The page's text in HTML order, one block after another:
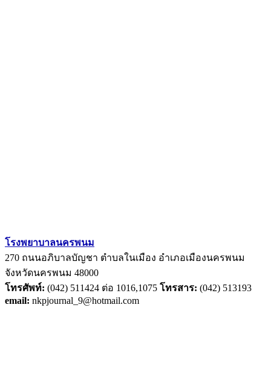
โรงพยาบาลนครพนม
270 ถนนอภิบาลบัญชา ตำบลในเมือง อำเภอเมืองนครพนม
จังหวัดนครพนม 48000
โทรศัพท์: (042) 511424 ต่อ 1016,1075 โทรสาร: (042) 513193
email: nkpjournal_9@hotmail.com